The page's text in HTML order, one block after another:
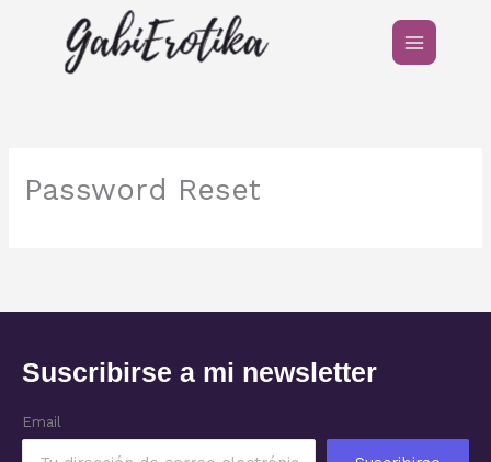
contenido
Password Reset
Suscribirse a mi newsletter
Email